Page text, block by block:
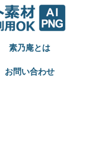
素乃庵とは
お問い合わせ